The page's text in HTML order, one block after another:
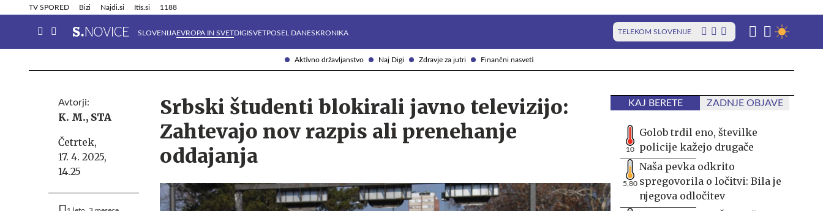
Aktivno državljanstvo Naj Digi Zdravje za jutri Finančni nasveti
TV SPORED Bizi Najdi.si Itis.si 1188
SLOVENIJAEVROPA IN SVETDIGISVETPOSEL DANESKRONIKA TELEKOM SLOVENIJE
Info in obvestila Tehnik
Avtorji:
K. M., STA
Četrtek,
17. 4. 2025,
14.25
Srbski študenti blokirali javno televizijo:
Zahtevajo nov razpis ali prenehanje
oddajanja
KAJ BERETE ZADNJE OBJAVE
10
Golob trdil eno, številke
policije kažejo drugače
5,80
Naša pevka odkrito
spregovorila o ločitvi: Bila je
njegova odločitev